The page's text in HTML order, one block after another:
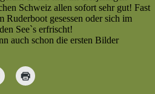
Jugendzeltlager
(aus
Neukirchen)
[ts]
Schweiz allen sofort sehr gut! Fast
Ruderboot gesessen oder sich im
See`s erfrischt!
auch schon die ersten Bilder